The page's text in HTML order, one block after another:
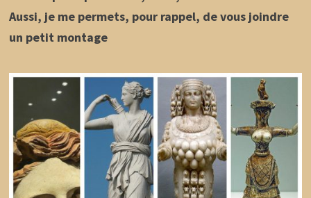
Aussi, je me permets, pour rappel, de vous joindre
un petit montage